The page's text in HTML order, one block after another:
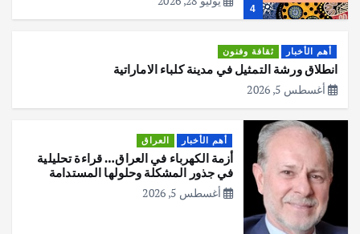
4
أهم الأخبار ثقافة وفنون
انطلاق ورشة التمثيل في مدينة كلباء الاماراتية
أغسطس 5, 2026
أهم الأخبار العراق
أزمة الكهرباء في العراق… قراءة تحليلية
في جذور المشكلة وحلولها المستدامة
أغسطس 5, 2026